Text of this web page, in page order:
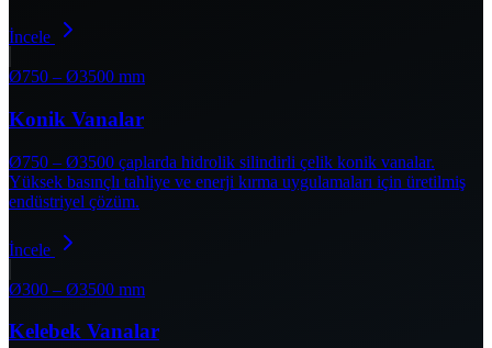
İncele
Ø750 – Ø3500 mm
Konik Vanalar
Ø750 – Ø3500 çaplarda hidrolik silindirli çelik konik vanalar.
Yüksek basınçlı tahliye ve enerji kırma uygulamaları için üretilmiş
endüstriyel çözüm.
İncele
Ø300 – Ø3500 mm
Kelebek Vanalar